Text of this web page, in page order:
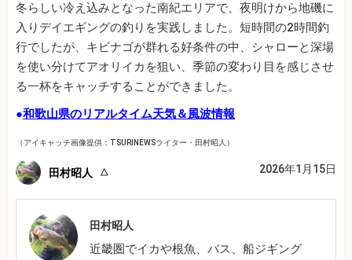
冬らしい冷え込みとなった南紀エリアで、夜明けから地磯に
入りデイエギングの釣りを実践しました。短時間の2時間釣
行でしたが、キビナゴが群れる好条件の中、シャローと深場
を使い分けてアオリイカを狙い、季節の変わり目を感じさせ
る一杯をキャッチすることができました。
●和歌山県のリアルタイム天気＆風波情報
（アイキャッチ画像提供：TSURINEWSライター・田村昭人）
田村昭人 2026年1月15日
田村昭人
近畿圏でイカや根魚、バス、船ジギング